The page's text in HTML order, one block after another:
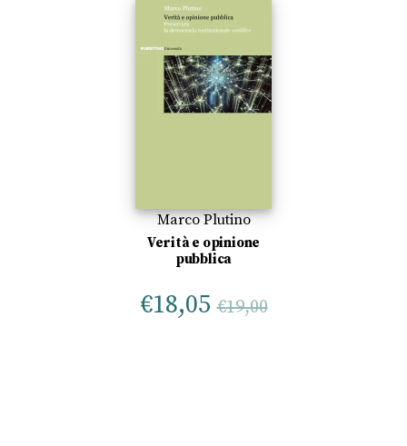
Marco Plutino
Verità e opinione
pubblica
€18,05 €19,00